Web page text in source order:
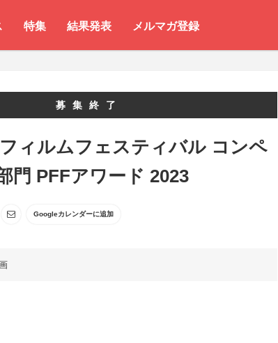
特集 結果発表 メルマガ登録
募集終了
ィルムフェスティバル コンペ
門 PFFアワード 2023
Googleカレンダーに追加